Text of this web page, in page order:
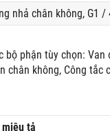
nhả chân không, G1 /
bộ phận tùy chọn: Van
chân không, Công tắc
tả